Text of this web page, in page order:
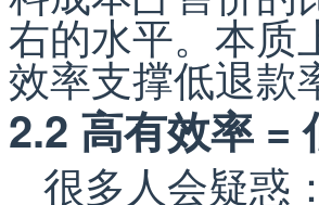
右的水平。本质
效率支撑低退款
2.2 高有效率 =
很多人会疑惑